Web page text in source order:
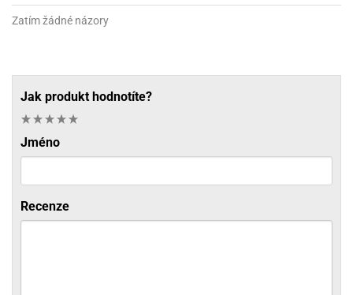
Zatím žádné názory
Jak produkt hodnotíte?
Jméno
Recenze